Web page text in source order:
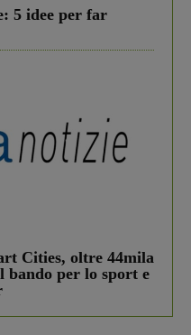
5 idee per far
Cities, oltre 44mila
per lo sport e